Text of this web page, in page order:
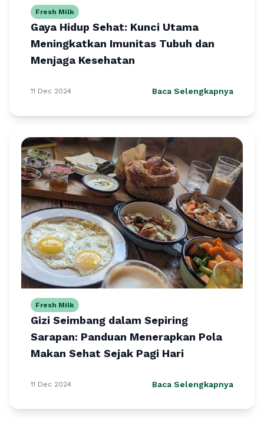
Fresh Milk
Gaya Hidup Sehat: Kunci Utama
Meningkatkan Imunitas Tubuh dan
Menjaga Kesehatan
11 Dec 2024 Baca Selengkapnya
Fresh Milk
Gizi Seimbang dalam Sepiring
Sarapan: Panduan Menerapkan Pola
Makan Sehat Sejak Pagi Hari
11 Dec 2024 Baca Selengkapnya